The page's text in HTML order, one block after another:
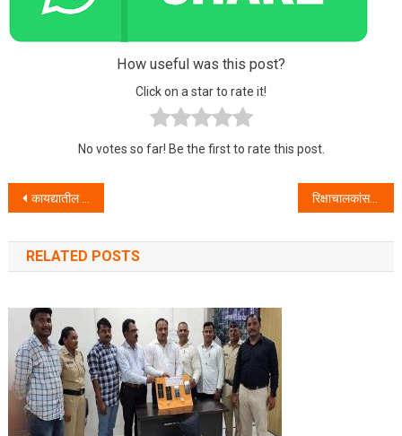
How useful was this post?
Click on a star to rate it!
No votes so far! Be the first to rate this post.
Post navigation
कायद्यातील सुधारणेला राष्ट्रपतींची मान्यता – सरकारी कर्मचाऱ्यांना धमकावल्यास होऊ शकतो पाच वर्षे तुरुंगवास . रिक्षाचालकांस लुबाडणाऱ्या ०२ चोरांना वालीव पोलिसांनी केले जेरबंद.
RELATED POSTS